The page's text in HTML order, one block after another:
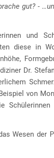
gut? -
und
diese in
Dr.
von
Wesen der